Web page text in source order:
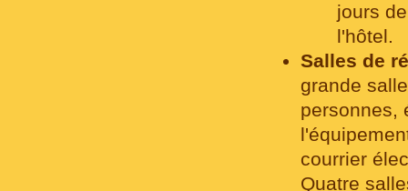
jours
l'hôtel.
Salles de
grande
personnes,
courrier
Quatre